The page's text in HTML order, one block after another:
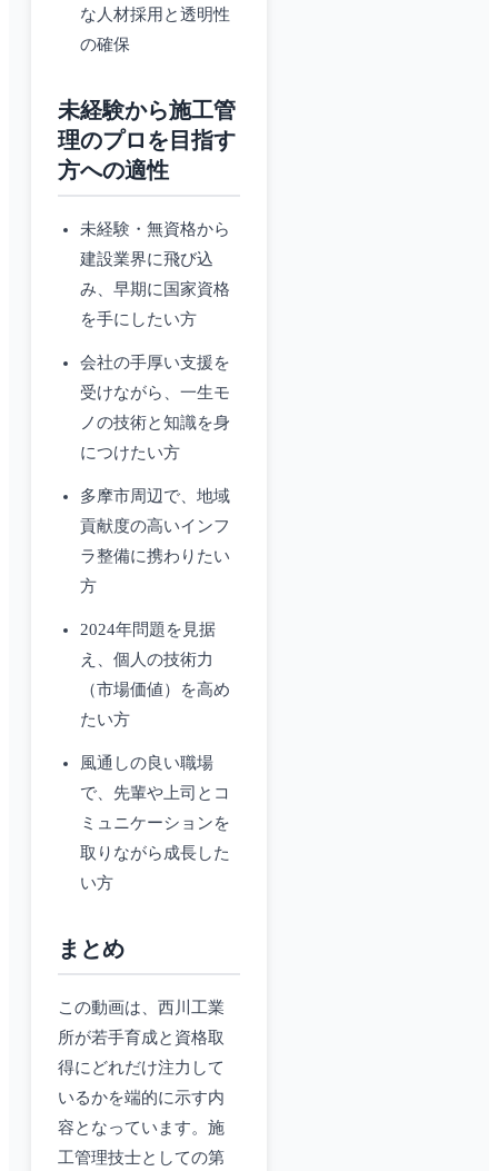
な人材採用と透明性
の確保
未経験から施工管
理のプロを目指す
方への適性
未経験・無資格から
建設業界に飛び込
み、早期に国家資格
を手にしたい方
会社の手厚い支援を
受けながら、一生モ
ノの技術と知識を身
につけたい方
多摩市周辺で、地域
貢献度の高いインフ
ラ整備に携わりたい
方
2024年問題を見据
え、個人の技術力
（市場価値）を高め
たい方
風通しの良い職場
で、先輩や上司とコ
ミュニケーションを
取りながら成長した
い方
まとめ
この動画は、西川工業
所が若手育成と資格取
得にどれだけ注力して
いるかを端的に示す内
容となっています。施
工管理技士としての第